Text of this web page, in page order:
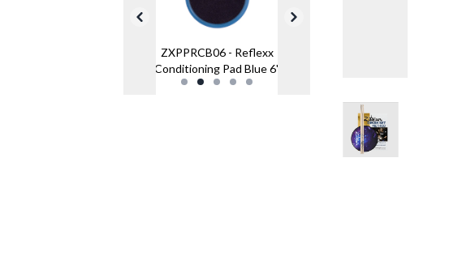
ZXPPRCB06 - Reflexx
Conditioning Pad Blue 6"